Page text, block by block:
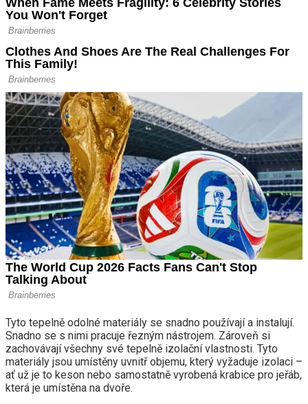
Tyto tepelně odolné materiály se snadno používají a instalují.
Snadno se s nimi pracuje řezným nástrojem. Zároveň si
zachovávají všechny své tepelně izolační vlastnosti. Tyto
materiály jsou umístěny uvnitř objemu, který vyžaduje izolaci –
ať už je to keson nebo samostatně vyrobená krabice pro jeřáb,
která je umístěna na dvoře.